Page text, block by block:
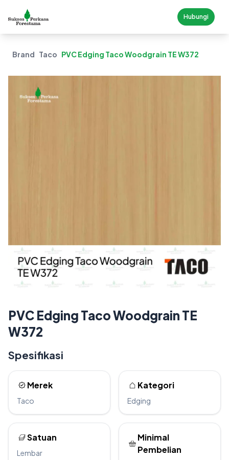
Hubungi
Brand Taco PVC Edging Taco Woodgrain TE W372
PVC Edging Taco Woodgrain TE
W372
Spesifikasi
Merek
Taco
Kategori
Edging
Satuan
Lembar
Minimal
Pembelian